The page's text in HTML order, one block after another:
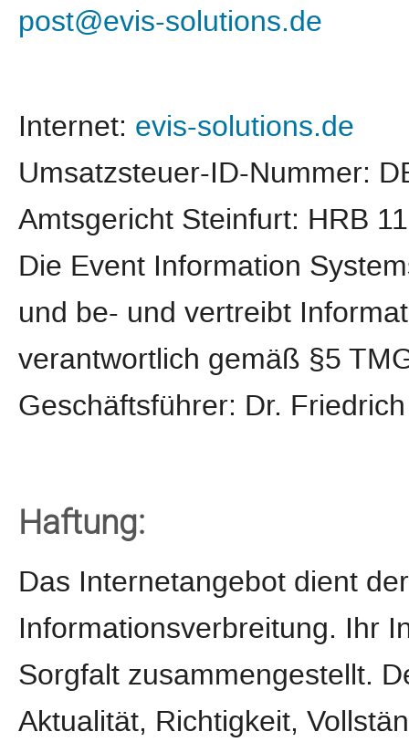
post@evis-solutions.de
Internet: evis-solutions.de
Umsatzsteuer-ID-Nummer:
Amtsgericht Steinfurt: HRB
Die Event Information
und be- und vertreibt
verantwortlich gemäß §5
Geschäftsführer: Dr.
Haftung:
Das Internetangebot dient
Informationsverbreitung. Ihr
Sorgfalt zusammengestellt.
Aktualität, Richtigkeit,